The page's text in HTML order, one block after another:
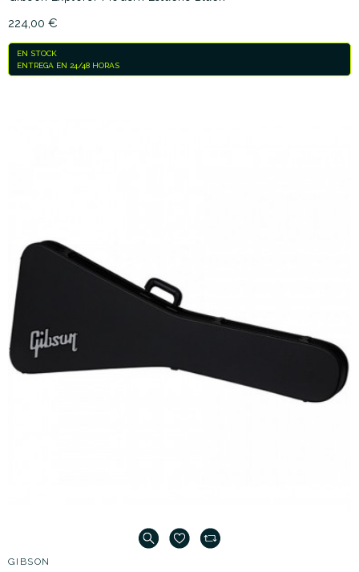
224,00 €
EN STOCK
ENTREGA EN 24/48 HORAS
GIBSON